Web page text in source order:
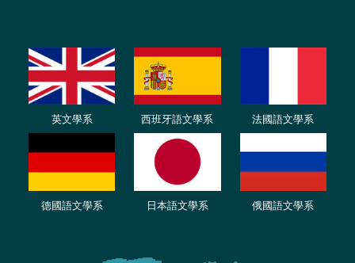
英文學系 西班牙語文學系 法國語文學系
德國語文學系 日本語文學系 俄國語文學系